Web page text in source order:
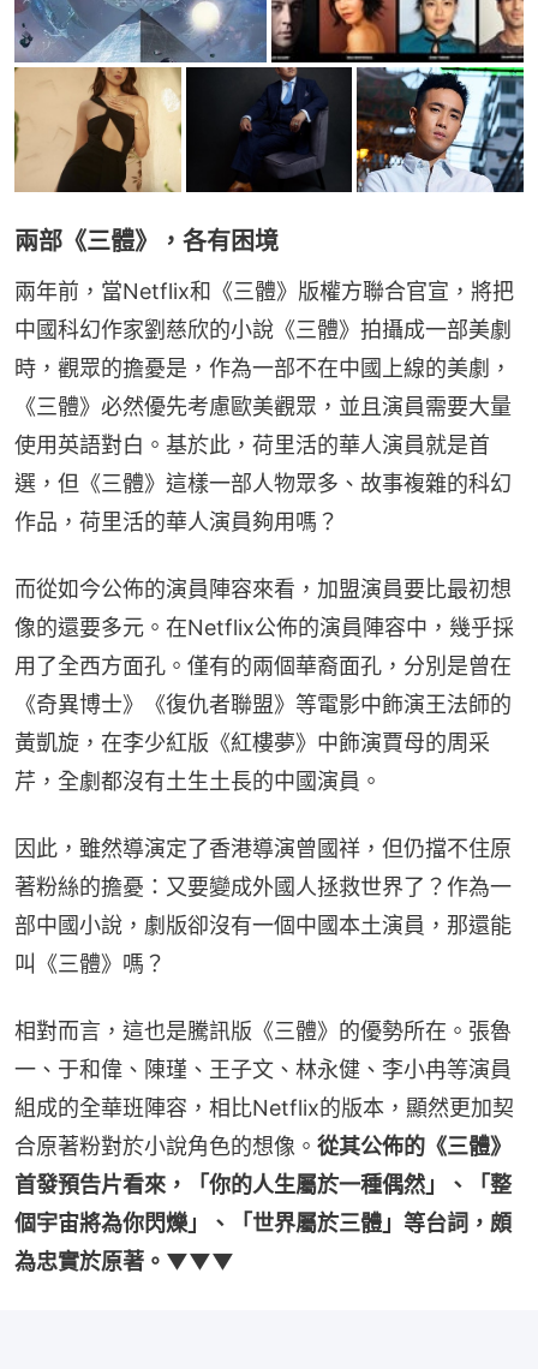
兩部《三體》，各有困境
兩年前，當Netflix和《三體》版權方聯合官宣，將把
中國科幻作家劉慈欣的小說《三體》拍攝成一部美劇
時，觀眾的擔憂是，作為一部不在中國上線的美劇，
《三體》必然優先考慮歐美觀眾，並且演員需要大量
使用英語對白。基於此，荷里活的華人演員就是首
選，但《三體》這樣一部人物眾多、故事複雜的科幻
作品，荷里活的華人演員夠用嗎？
而從如今公佈的演員陣容來看，加盟演員要比最初想
像的還要多元。在Netflix公佈的演員陣容中，幾乎採
用了全西方面孔。僅有的兩個華裔面孔，分別是曾在
《奇異博士》《復仇者聯盟》等電影中飾演王法師的
黃凱旋，在李少紅版《紅樓夢》中飾演賈母的周采
芹，全劇都沒有土生土長的中國演員。
因此，雖然導演定了香港導演曾國祥，但仍擋不住原
著粉絲的擔憂：又要變成外國人拯救世界了？作為一
部中國小說，劇版卻沒有一個中國本土演員，那還能
叫《三體》嗎？
相對而言，這也是騰訊版《三體》的優勢所在。張魯
一、于和偉、陳瑾、王子文、林永健、李小冉等演員
組成的全華班陣容，相比Netflix的版本，顯然更加契
合原著粉對於小說角色的想像。 從其公佈的《三體》
首發預告片看來，「你的人生屬於一種偶然」、「整
個宇宙將為你閃爍」、「世界屬於三體」等台詞，頗
為忠實於原著。▼▼▼